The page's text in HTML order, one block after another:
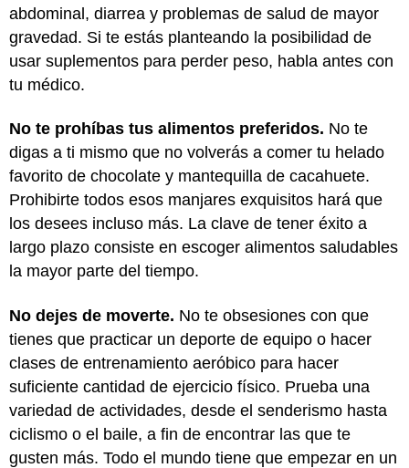
abdominal, diarrea y problemas de salud de mayor
gravedad. Si te estás planteando la posibilidad de
usar suplementos para perder peso, habla antes con
tu médico.
No te prohíbas tus alimentos preferidos. No te
digas a ti mismo que no volverás a comer tu helado
favorito de chocolate y mantequilla de cacahuete.
Prohibirte todos esos manjares exquisitos hará que
los desees incluso más. La clave de tener éxito a
largo plazo consiste en escoger alimentos saludables
la mayor parte del tiempo.
No dejes de moverte. No te obsesiones con que
tienes que practicar un deporte de equipo o hacer
clases de entrenamiento aeróbico para hacer
suficiente cantidad de ejercicio físico. Prueba una
variedad de actividades, desde el senderismo hasta
ciclismo o el baile, a fin de encontrar las que te
gusten más. Todo el mundo tiene que empezar en un